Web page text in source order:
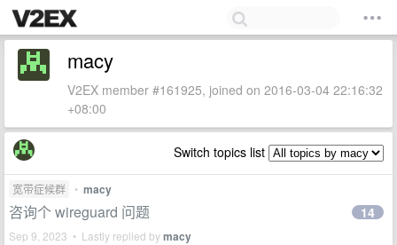
macy
V2EX member #161925, joined on 2016-03-04 22:16:32
+08:00
Switch topics list
宽带症候群 • macy
咨询个 wireguard 问题
Sep 9, 2023 • Lastly replied bymacy
14